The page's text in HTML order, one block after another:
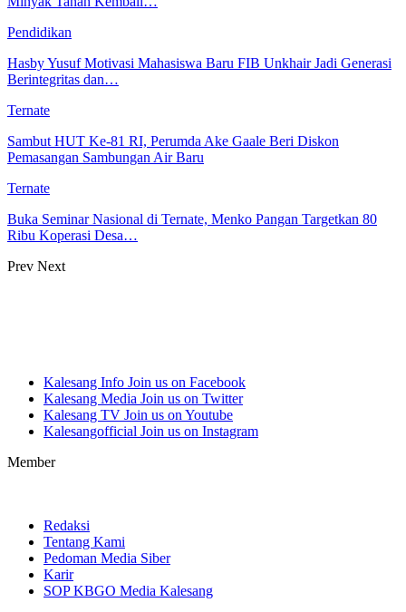
Pendidikan
Hasby Yusuf Motivasi Mahasiswa Baru FIB Unkhair Jadi Generasi
Berintegritas dan…
Ternate
Sambut HUT Ke-81 RI, Perumda Ake Gaale Beri Diskon
Pemasangan Sambungan Air Baru
Ternate
Buka Seminar Nasional di Ternate, Menko Pangan Targetkan 80
Ribu Koperasi Desa…
Prev Next
Kalesang Info Join us on Facebook
Kalesang Media Join us on Twitter
Kalesang TV Join us on Youtube
Kalesangofficial Join us on Instagram
Member
Redaksi
Tentang Kami
Pedoman Media Siber
Karir
SOP KBGO Media Kalesang